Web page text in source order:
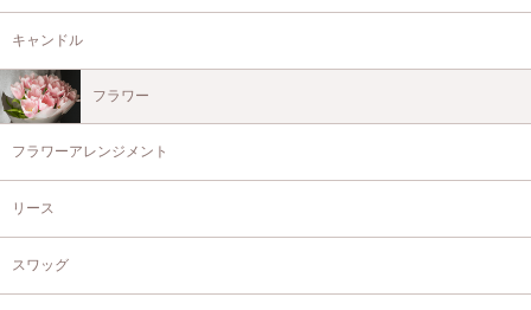
キャンドル
フラワー
フラワーアレンジメント
リース
スワッグ